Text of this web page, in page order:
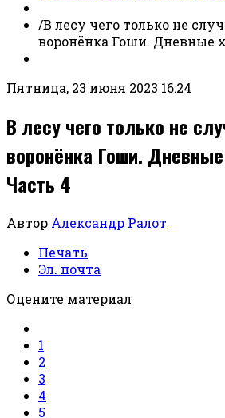
/В лесу чего только не
воронёнка Гоши. Дневные
Пятница, 23 июня 2023 16:24
В лесу чего только не
воронёнка Гоши.
Часть 4
Автор Александр Ралот
Печать
Эл. почта
Оцените материал
1
2
3
4
5